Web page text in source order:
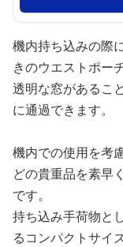
機内持ち込みの際
きのウエストポー
透明な窓があるこ
に通過できます。
機内での使用を考
どの貴重品を素早
です。
持ち込み手荷物と
るコンパクトサイ